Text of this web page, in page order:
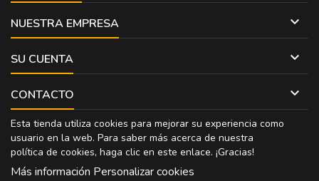
NUESTRA EMPRESA 
SU CUENTA 
CONTACTO 
Esta tienda utiliza cookies para mejorar su experiencia como
usuario en la web. Para saber más acerca de nuestra
política de cookies, haga clic en este enlace. ¡Gracias!
Más información Personalizar cookies